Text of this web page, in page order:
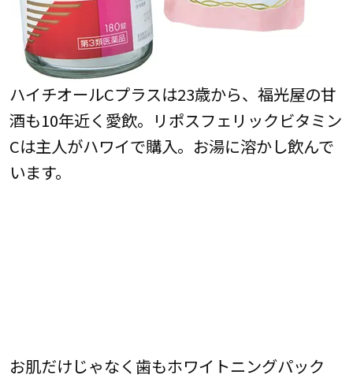
ハイチオールCプラスは23歳から、福光屋の甘
酒も10年近く愛飲。リポスフェリックビタミン
Cは主人がハワイで購入。お湯に溶かし飲んで
います。
お肌だけじゃなく歯もホワイトニングパック